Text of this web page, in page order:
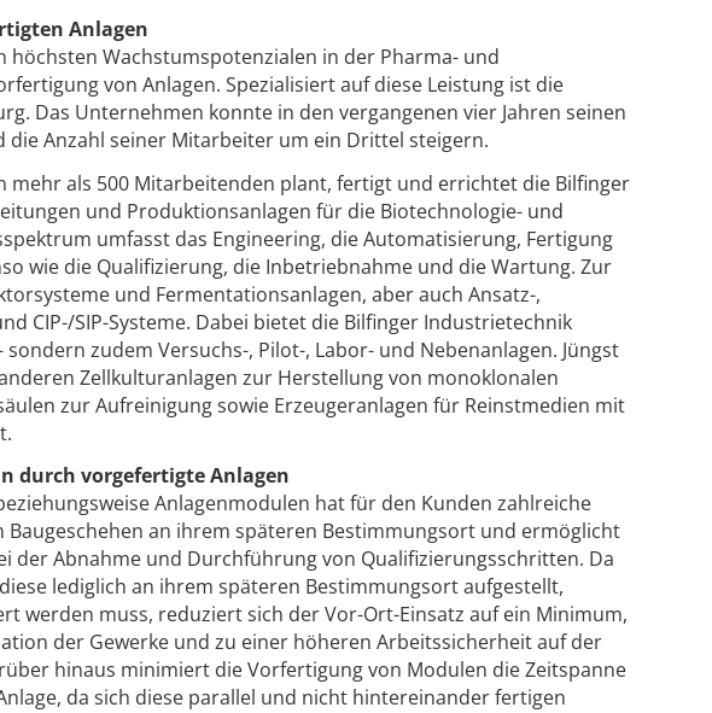
Anlagen
höchsten Wachstumspotenzialen in der Pharma- und
von Anlagen. Spezialisiert auf diese Leistung ist die
Das Unternehmen konnte in den vergangenen vier Jahren seinen
die Anzahl seiner Mitarbeiter um ein Drittel steigern.
mehr als 500 Mitarbeitenden plant, fertigt und errichtet die Bilfinger
und Produktionsanlagen für die Biotechnologie- und
umfasst das Engineering, die Automatisierung, Fertigung
wie die Qualifizierung, die Inbetriebnahme und die Wartung. Zur
und Fermentationsanlagen, aber auch Ansatz-,
CIP-/SIP-Systeme. Dabei bietet die Bilfinger Industrietechnik
zudem Versuchs-, Pilot-, Labor- und Nebenanlagen. Jüngst
Zellkulturanlagen zur Herstellung von monoklonalen
zur Aufreinigung sowie Erzeugeranlagen für Reinstmedien mit
durch vorgefertigte Anlagen
Anlagenmodulen hat für den Kunden zahlreiche
Baugeschehen an ihrem späteren Bestimmungsort und ermöglicht
der Abnahme und Durchführung von Qualifizierungsschritten. Da
lediglich an ihrem späteren Bestimmungsort aufgestellt,
werden muss, reduziert sich der Vor-Ort-Einsatz auf ein Minimum,
der Gewerke und zu einer höheren Arbeitssicherheit auf der
hinaus minimiert die Vorfertigung von Modulen die Zeitspanne
da sich diese parallel und nicht hintereinander fertigen